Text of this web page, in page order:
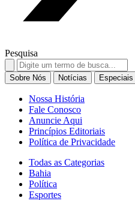
Pesquisa
Search
for:
Sobre Nós Notícias Especiais
Nossa História
Fale Conosco
Anuncie Aqui
Princípios Editoriais
Política de Privacidade
Todas as Categorias
Bahia
Política
Esportes